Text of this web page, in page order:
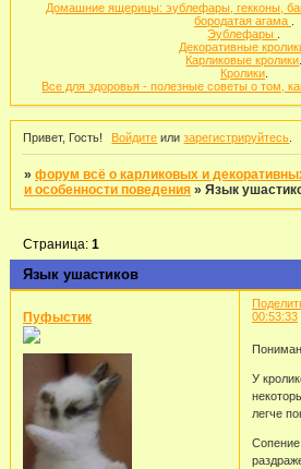
Домашние ящерицы: эублефары, гекконы,
бородатая агама
Эублефары
Декоративные
Карликовые кролики
Кролики.
Все для здоровья - полезные советы о том,
Привет, Гость! Войдите илизарегистрируйтесь
»форум всё о карликовых и
и особенности поведения »Язык
Язык ушастиков
Страница:1
00:53:33
Пуфыстик
У
легче